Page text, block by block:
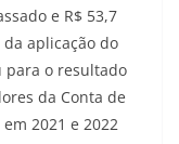
e R$ 53,7
aplicação do
para o resultado
da Conta de
2021 e 2022